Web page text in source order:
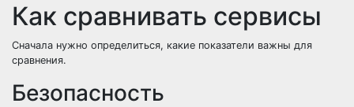
Как сравнивать сервисы
Сначала нужно определиться, какие показатели важны для
сравнения.
Безопасность